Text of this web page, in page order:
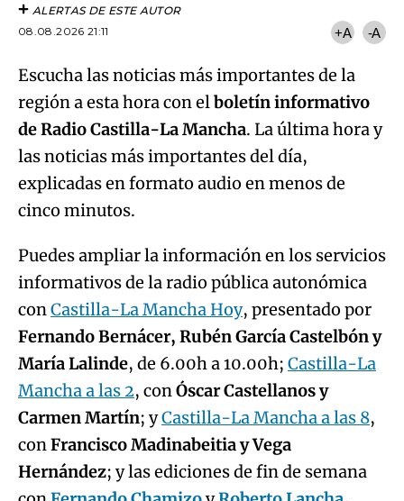
ALERTAS DE ESTE AUTOR
08.08.2026 21:11
+A -A
Escucha las noticias más importantes de la
región a esta hora con elboletín informativo
de Radio Castilla-La Mancha. La última hora y
las noticias más importantes del día,
explicadas en formato audio en menos de
cinco minutos.
Puedes ampliar la información en los servicios
informativos de la radio pública autonómica
conCastilla-La Mancha Hoy, presentado por
Fernando Bernácer, Rubén García Castelbón y
María Lalinde, de 6.00h a 10.00h; Castilla-La
Mancha a las 2, conÓscar Castellanos y
Carmen Martín; yCastilla-La Mancha a las 8,
conFrancisco Madinabeitia y Vega
Hernández; y las ediciones de fin de semana